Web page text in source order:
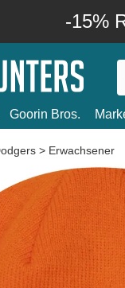
-15%
Goorin Bros.
> Erwachsener